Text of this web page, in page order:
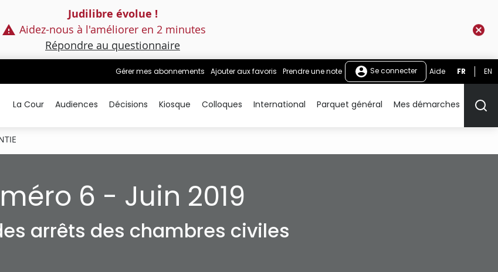
Judilibre évolue !
Aidez-nous à l'améliorer en 2 minutes
Répondre au questionnaire
Gérer mes abonnements Ajouter aux favoris Prendre une note Se connecter Aide FR EN
La Cour Audiences Décisions Kiosque Colloques International Parquet général Mes démarches
6 - Juin 2019
arrêts des chambres civiles